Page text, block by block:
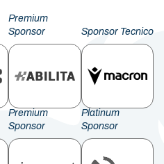
Premium
Sponsor
Sponsor Tecnico
Premium
Sponsor
Platinum
Sponsor